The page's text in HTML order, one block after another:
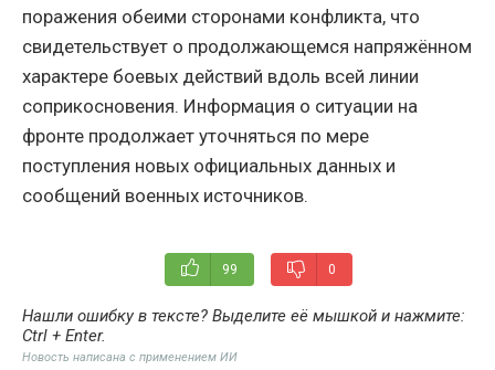
поражения обеими сторонами конфликта, что
свидетельствует о продолжающемся напряжённом
характере боевых действий вдоль всей линии
соприкосновения. Информация о ситуации на
фронте продолжает уточняться по мере
поступления новых официальных данных и
сообщений военных источников.
99 0
Нашли ошибку в тексте? Выделите её мышкой и нажмите:
Ctrl + Enter.
Новость написана с применением ИИ